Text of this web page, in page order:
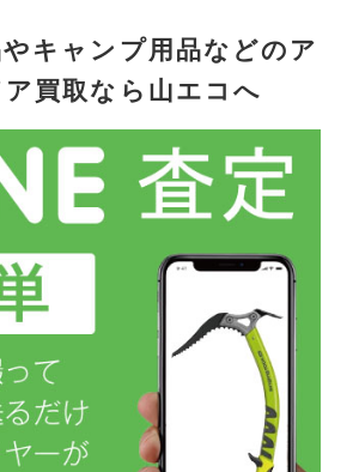
キャンプ用品などのア
買取なら山エコへ